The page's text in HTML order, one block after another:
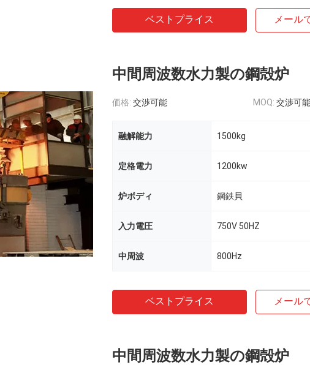
ベストプライス メール
中間周波数水力製の鋼殻炉
価格: 交渉可能 MOQ: 交渉可能
融解能力 1500kg
定格電力 1200kw
炉ボディ 鋼鉄貝
入力電圧 750V 50HZ
中周波 800Hz
ベストプライス メール
中間周波数水力製の鋼殻炉